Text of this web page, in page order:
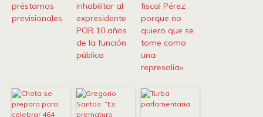
préstamos
previsionales
inhabilitar al
expresidente
POR 10 años
de la función
pública
fiscal Pérez
porque no
quiero que se
tome como
una
represalia»